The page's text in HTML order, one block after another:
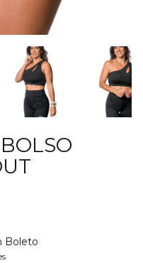
Boleto